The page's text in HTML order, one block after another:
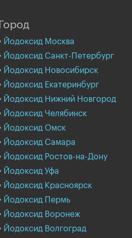
Город
Йодоксид Москва
Йодоксид Санкт-Петербург
Йодоксид Новосибирск
Йодоксид Екатеринбург
Йодоксид Нижний Новгород
Йодоксид Челябинск
Йодоксид Омск
Йодоксид Самара
Йодоксид Ростов-на-Дону
Йодоксид Уфа
Йодоксид Красноярск
Йодоксид Пермь
Йодоксид Воронеж
Йодоксид Волгоград